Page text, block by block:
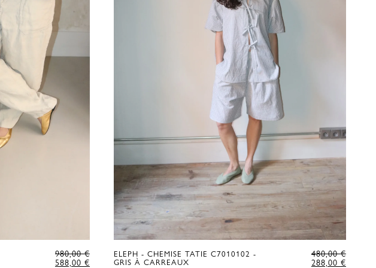
980,00€LE
PRIX
588,00 €LE
ELEPH - CHEMISE TATIE C7010102 -
GRIS À CARREAUX
480,00€LE
PRIX
288,00 €LE